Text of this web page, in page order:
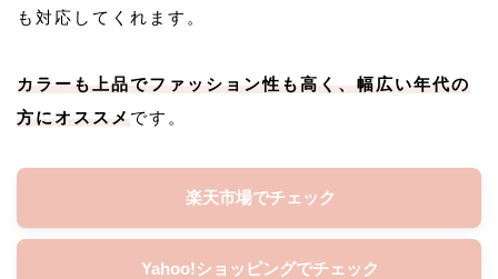
も対応してくれます。
カラーも上品でファッション性も高く、幅広い年代の
方にオススメ です。
楽天市場でチェック
Yahoo!ショッピングでチェック